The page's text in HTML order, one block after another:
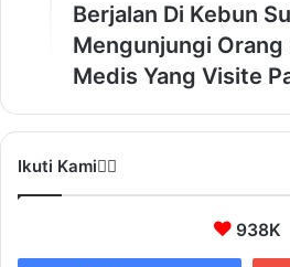
Berjalan Di Kebun
Mengunjungi Orang
Medis Yang Visite
Ikuti Kami❤️‍🔥
938K